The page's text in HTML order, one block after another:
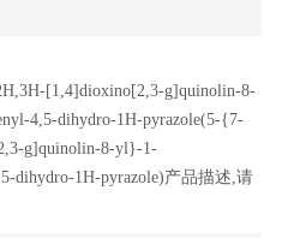
[1,4]dioxino[2,3-g]quinolin-8-
4,5-dihydro-1H-pyrazole(5-{7-
g]quinolin-8-yl}-1-
dihydro-1H-pyrazole)产品描述,请